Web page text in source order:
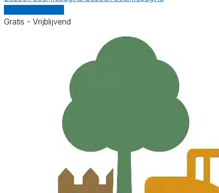
Gratis - Vrijblijvend